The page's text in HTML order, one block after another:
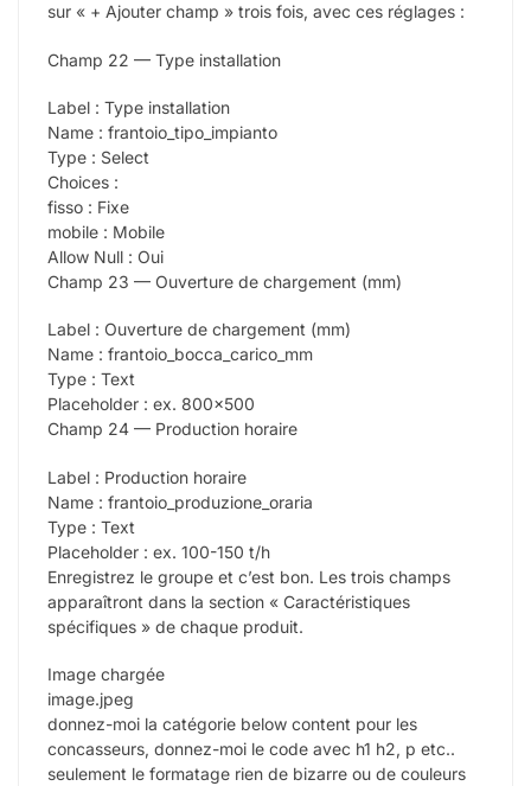
sur « + Ajouter champ » trois fois, avec ces réglages :
Champ 22 — Type installation
Label : Type installation
Name : frantoio_tipo_impianto
Type : Select
Choices :
fisso : Fixe
mobile : Mobile
Allow Null : Oui
Champ 23 — Ouverture de chargement (mm)
Label : Ouverture de chargement (mm)
Name : frantoio_bocca_carico_mm
Type : Text
Placeholder : ex. 800×500
Champ 24 — Production horaire
Label : Production horaire
Name : frantoio_produzione_oraria
Type : Text
Placeholder : ex. 100-150 t/h
Enregistrez le groupe et c’est bon. Les trois champs
apparaîtront dans la section « Caractéristiques
spécifiques » de chaque produit.
Image chargée
image.jpeg
donnez-moi la catégorie below content pour les
concasseurs, donnez-moi le code avec h1 h2, p etc..
seulement le formatage rien de bizarre ou de couleurs